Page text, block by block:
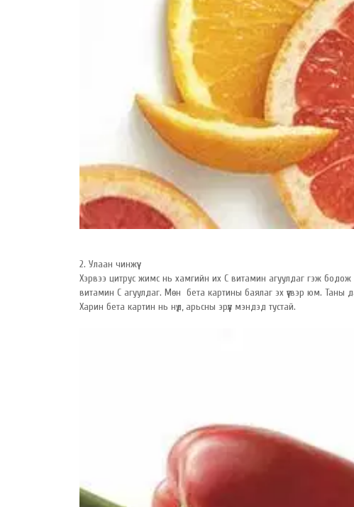
2. Улаан чинжүү
Хэрвээ цитрус жимс нь хамгийн их C витамин агуулдаг гэж бодож
витамин C агуулдаг. Мөн бета картины баялаг эх үүсвэр юм. Таны
Харин бета картин нь нүд, арьсны эрүүл мэндэд тустай.